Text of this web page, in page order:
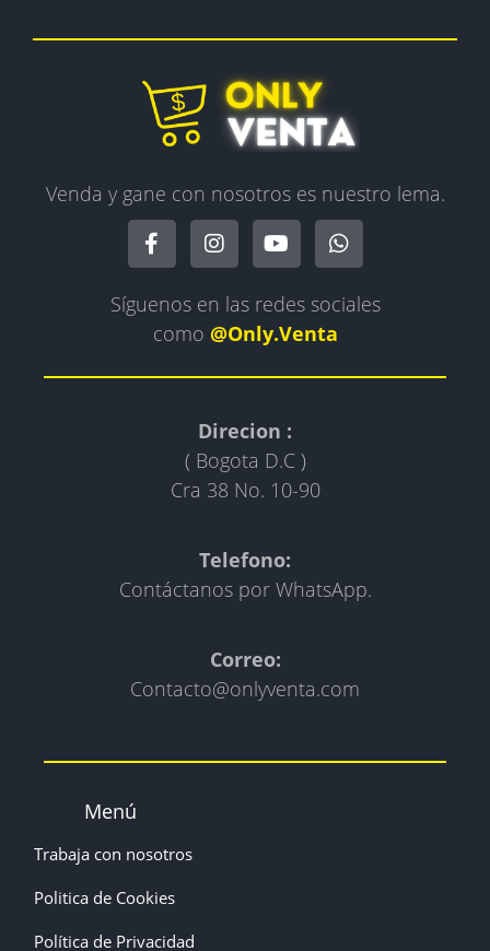
Venda y gane con nosotros es nuestro lema.
Síguenos en las redes sociales
como @Only.Venta
Direcion :
( Bogota D.C )
Cra 38 No. 10-90
Telefono:
Contáctanos por WhatsApp.
Correo:
Contacto@onlyventa.com
Menú
Trabaja con nosotros
Politica de Cookies
Política de Privacidad